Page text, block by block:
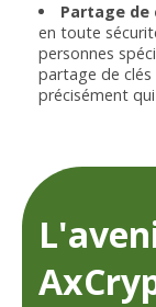
Partage de
en toute
personnes
partage de
précisément